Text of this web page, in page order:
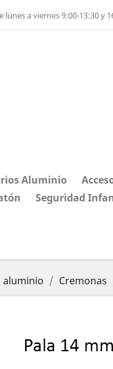
lunes a viernes 9:00-13:30 y
Aluminio
Seguridad
aluminio Cremonas